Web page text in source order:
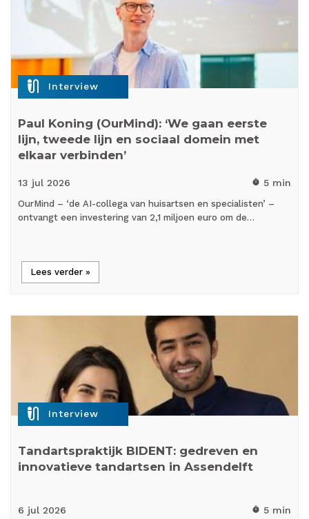
mic_external_on Interview
Paul Koning (OurMind): ‘We gaan eerste
lijn, tweede lijn en sociaal domein met
elkaar verbinden’
13 jul 2026 timer 5 min
OurMind – ‘de AI-collega van huisartsen en specialisten’ –
ontvangt een investering van 2,1 miljoen euro om de…
Lees verder »
mic_external_on Interview
Tandartspraktijk BIDENT: gedreven en
innovatieve tandartsen in Assendelft
6 jul 2026 timer 5 min